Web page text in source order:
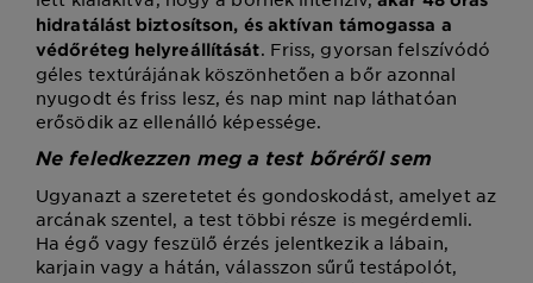
hidratálást biztosítson, és aktívan támogassa a
védőréteg helyreállítását. Friss, gyorsan felszívódó
géles textúrájának köszönhetően a bőr azonnal
nyugodt és friss lesz, és nap mint nap láthatóan
erősödik az ellenálló képessége.
Ne feledkezzen meg a test bőréről sem
Ugyanazt a szeretetet és gondoskodást, amelyet az
arcának szentel, a test többi része is megérdemli.
Ha égő vagy feszülő érzés jelentkezik a lábain,
karjain vagy a hátán, válasszon sűrű testápolót,